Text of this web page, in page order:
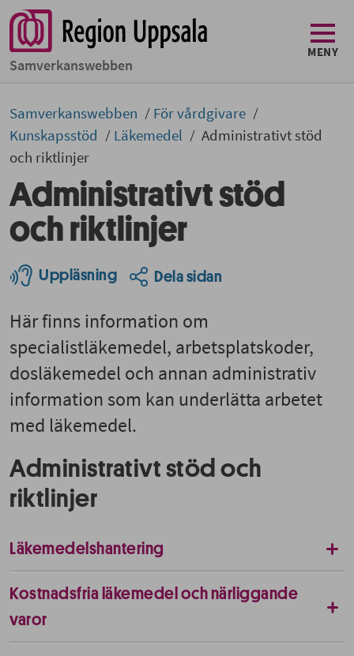
Samverkans­­webben
MENY
Samverkans­­­webben
För vårdgivare
Kunskapsstöd
Läkemedel
Administrativt stöd
och riktlinjer
Administrativt stöd
och riktlinjer
Uppläsning Dela sidan
Här finns information om
specialistläkemedel, arbetsplatskoder,
dosläkemedel och annan administrativ
information som kan underlätta arbetet
med läkemedel.
Administrativt stöd och
riktlinjer
Läkemedelshantering
Kostnadsfria läkemedel och närliggande
varor